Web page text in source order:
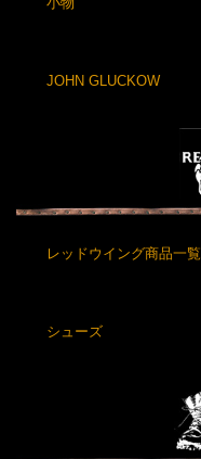
JOHN GLUCKOW
レッドウイング商品一覧
シューズ